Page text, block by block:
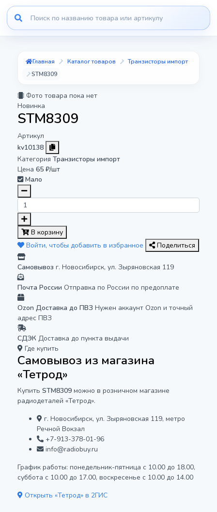
Главная Каталог товаров
Транзисторы импорт
STM8309
Фото товара пока нет
Новинка
STM8309
Артикул
kv10138
Категория Транзисторы импорт
Цена 65 ₽/шт
Мало
В корзину
Войти, чтобы добавить в избранное
Поделиться
Самовывоз г. Новосибирск, ул. Зыряновская 119
Почта России Отправка по России по предоплате
Ozon Доставка до ПВЗ Нужен аккаунт Ozon и точный
адрес ПВЗ
СДЭК Доставка до пункта выдачи
Где купить
Самовывоз из магазина
«Тетрод»
Купить STM8309 можно в розничном магазине
радиодеталей «Тетрод».
г. Новосибирск, ул. Зыряновская 119, метро
Речной Вокзал
+7-913-378-01-96
info@radiobuy.ru
График работы: понедельник-пятница с 10.00 до 18.00,
суббота с 10.00 до 17.00, воскресенье с 10.00 до 14.00
Открыть «Тетрод» в 2ГИС